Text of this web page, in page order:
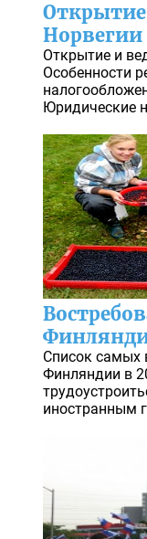
Открытие
Норвегии
Открытие и
Особенности
Юридические
Список самых
Финляндии в
иностранным